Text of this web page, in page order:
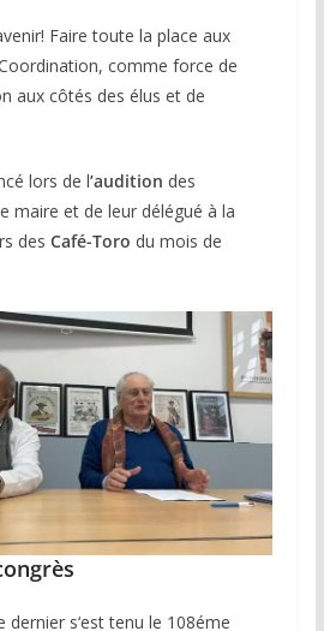
Faire toute la place aux
comme force de
aux côtés des élus et de
lors de l’audition des
maire et de leur délégué à la
des Café-Toro du mois de
dernier s‘est tenu le 108éme